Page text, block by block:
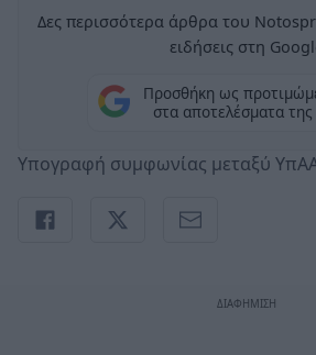
Δες περισσότερα άρθρα του
ειδήσεις στη
Προσθήκη ως
στα αποτελέσματα
Υπογραφή συμφωνίας μεταξύ